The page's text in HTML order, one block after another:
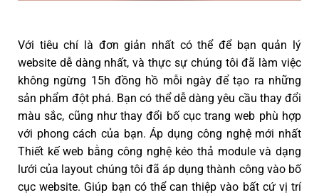
Với tiêu chí là đơn giản nhất có thể để bạn quản lý
website dễ dàng nhất, và thực sự chúng tôi đã làm việc
không ngừng 15h đồng hồ mỗi ngày để tạo ra những
sản phẩm đột phá. Bạn có thể dễ dàng yêu cầu thay đổi
màu sắc, cũng như thay đổi bố cục trang web phù hợp
với phong cách của bạn. Áp dụng công nghệ mới nhất
Thiết kế web bằng công nghệ kéo thả module và dạng
lưới của layout chúng tôi đã áp dụng thành công vào bố
cục website. Giúp bạn có thể can thiệp vào bất cứ vị trí